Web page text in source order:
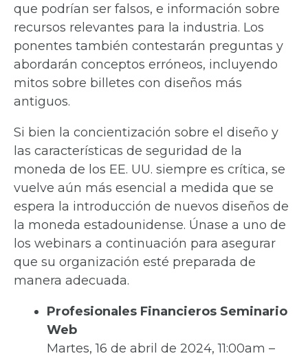
que podrían ser falsos, e información sobre
recursos relevantes para la industria. Los
ponentes también contestarán preguntas y
abordarán conceptos erróneos, incluyendo
mitos sobre billetes con diseños más
antiguos.
Si bien la concientización sobre el diseño y
las características de seguridad de la
moneda de los EE. UU. siempre es crítica, se
vuelve aún más esencial a medida que se
espera la introducción de nuevos diseños de
la moneda estadounidense. Únase a uno de
los webinars a continuación para asegurar
que su organización esté preparada de
manera adecuada.
Profesionales Financieros Seminario
Web
Martes, 16 de abril de 2024, 11:00am –